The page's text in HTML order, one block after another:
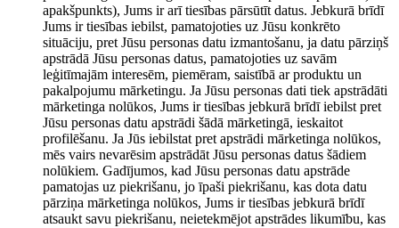
apakšpunkts), Jums ir arī tiesības pārsūtīt datus. Jebkurā brīdī
Jums ir tiesības iebilst, pamatojoties uz Jūsu konkrēto
situāciju, pret Jūsu personas datu izmantošanu, ja datu pārziņš
apstrādā Jūsu personas datus, pamatojoties uz savām
leģitīmajām interesēm, piemēram, saistībā ar produktu un
pakalpojumu mārketingu. Ja Jūsu personas dati tiek apstrādāti
mārketinga nolūkos, Jums ir tiesības jebkurā brīdī iebilst pret
Jūsu personas datu apstrādi šādā mārketingā, ieskaitot
profilēšanu. Ja Jūs iebilstat pret apstrādi mārketinga nolūkos,
mēs vairs nevarēsim apstrādāt Jūsu personas datus šādiem
nolūkiem. Gadījumos, kad Jūsu personas datu apstrāde
pamatojas uz piekrišanu, jo īpaši piekrišanu, kas dota datu
pārziņa mārketinga nolūkos, Jums ir tiesības jebkurā brīdī
atsaukt savu piekrišanu, neietekmējot apstrādes likumību, kas